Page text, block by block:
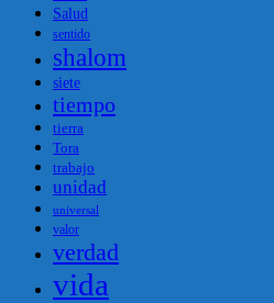
Salud
sentido
shalom
siete
tiempo
tierra
Tora
trabajo
unidad
universal
valor
verdad
vida